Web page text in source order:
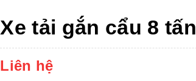
Xe tải gắn cẩu 8 tấn
Liên hệ